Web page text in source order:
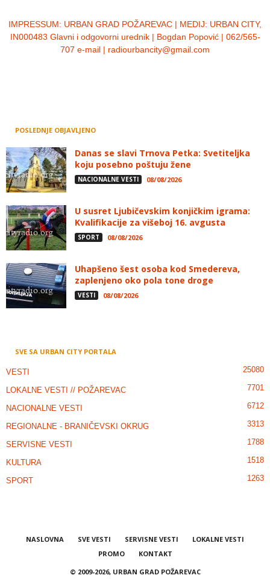
IMPRESSUM: URBAN GRAD POŽAREVAC | MEDIJ: URBAN CITY,
IN000483 Glavni i odgovorni urednik | Bogdan Popović | 062/565-
707 e-mail | radiourbancity@gmail.com
POSLEDNJE OBJAVLJENO
Danas se slavi Trnova Petka: Svetiteljka
koju posebno poštuju žene
NACIONALNE VESTI 08/08/2026
U susret Ljubičevskim konjičkim igrama:
Kvalifikacije za višeboj 16. avgusta
SPORT 08/08/2026
Uhapšeno šest osoba kod Smedereva,
zaplenjeno oko pola tone droge
VESTI 08/08/2026
SVE SA URBAN CITY PORTALA
VESTI 25080
LOKALNE VESTI // POŽAREVAC 7701
NACIONALNE VESTI 6712
REGIONALNE - BRANIČEVSKI OKRUG 3313
SERVISNE VESTI 1788
KULTURA 1518
SPORT 1263
NASLOVNA SVE VESTI SERVISNE VESTI
LOKALNE VESTI
PROMO
KONTAKT
© 2009-2026, URBAN GRAD POŽAREVAC